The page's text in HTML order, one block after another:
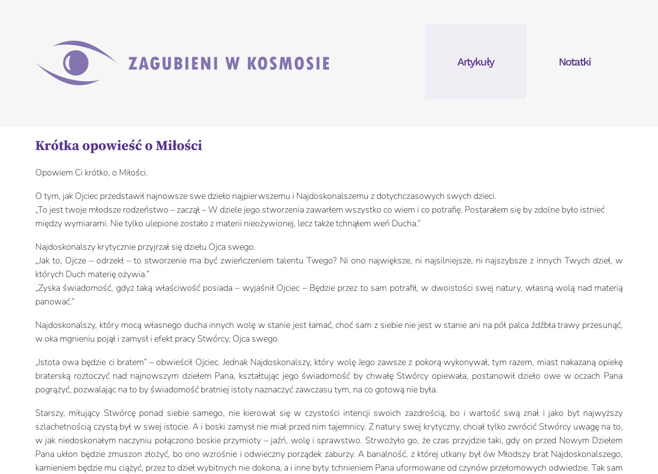
Artykuły Notatki
Krótka opowieść o Miłości
Opowiem Ci krótko, o Miłości.
O tym, jak Ojciec przedstawił najnowsze swe dzieło najpierwszemu i Najdoskonalszemu z dotychczasowych swych dzieci.
„To jest twoje młodsze rodzeństwo – zaczął – W dziele jego stworzenia zawarłem wszystko co wiem i co potrafię. Postarałem się by zdolne było istnieć
między wymiarami. Nie tylko ulepione zostało z materii nieożywionej, lecz także tchnąłem weń Ducha.”
Najdoskonalszy krytycznie przyjrzał się dziełu Ojca swego.
„Jak to, Ojcze – odrzekł – to stworzenie ma być zwieńczeniem talentu Twego? Ni ono największe, ni najsilniejsze, ni najszybsze z innych Twych dzieł, w
których Duch materię ożywia.”
„Zyska świadomość, gdyż taką właściwość posiada – wyjaśnił Ojciec – Będzie przez to sam potrafił, w dwoistości swej natury, własną wolą nad materią
panować.”
Najdoskonalszy, który mocą własnego ducha innych wolę w stanie jest łamać, choć sam z siebie nie jest w stanie ani na pół palca źdźbła trawy przesunąć,
w oka mgnieniu pojął i zamysł i efekt pracy Stwórcy, Ojca swego.
„Istota owa będzie ci bratem” – obwieścił Ojciec. Jednak Najdoskonalszy, który wolę Jego zawsze z pokorą wykonywał, tym razem, miast nakazaną opiekę
braterską roztoczyć nad najnowszym dziełem Pana, kształtując jego świadomość by chwałę Stwórcy opiewała, postanowił dzieło owe w oczach Pana
pogrążyć, pozwalając na to by świadomość bratniej istoty naznaczyć zawczasu tym, na co gotową nie była.
Starszy, miłujący Stwórcę ponad siebie samego, nie kierował się w czystości intencji swoich zazdrością, bo i wartość swą znał i jako byt najwyższy
szlachetnością czystą był w swej istocie. A i boski zamysł nie miał przed nim tajemnicy. Z natury swej krytyczny, chciał tylko zwrócić Stwórcy uwagę na to,
w jak niedoskonałym naczyniu połączono boskie przymioty – jaźń, wolę i sprawstwo. Strwożyło go, że czas przyjdzie taki, gdy on przed Nowym Dziełem
Pana ukłon będzie zmuszon złożyć, bo ono wzrośnie i odwieczny porządek zaburzy. A banalność, z której utkany był ów Młodszy brat Najdoskonalszego,
kamieniem będzie mu ciążyć, przez to dzieł wybitnych nie dokona, a i inne byty tchnieniem Pana uformowane od czynów przełomowych odwiedzie. Tak sam